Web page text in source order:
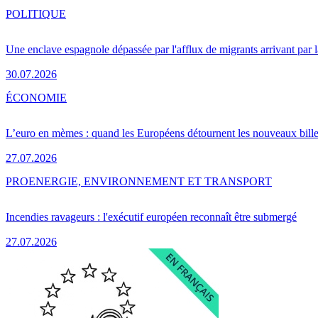
Une enclave espagnole dépassée par l'afflux de migrants arrivant par
30.07.2026
POLITIQUE
L’euro en mèmes : quand les Européens détournent les nouveaux
27.07.2026
ÉCONOMIE
Incendies ravageurs : l'exécutif européen reconnaît être submergé
27.07.2026
PROENERGIE, ENVIRONNEMENT ET TRANSPORT